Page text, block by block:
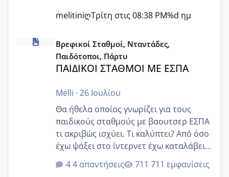
melitiniღΤρίτη στις 08:38 PM%d ημ
ΠΑΙΔΙΚΟΙ ΣΤΑΘΜΟΙ ΜΕ ΕΣΠΑ
Βρεφικοί Σταθμοί, Νταντάδες,
Παιδότοποι, Πάρτυ
ΠΑΙΔΙΚΟΙ ΣΤΑΘΜΟΙ ΜΕ ΕΣΠΑ
Melli · 26 Ιουλίου
Θα ήθελα οποίος γνωρίζει για τους
παιδικούς σταθμούς με βαουτσερ ΕΣΠΑ
τι ακριβώς ισχύει. Τι καλύπτει? Από όσο
έχω ψάξει στο ίντερνετ έχω καταλάβει
ότι το βαουτσερ καλύπτει όλα τα
δίδακτρα και τα τροφεια του ιδιωτικού
4 απαντήσεις 711 εμφανίσεις